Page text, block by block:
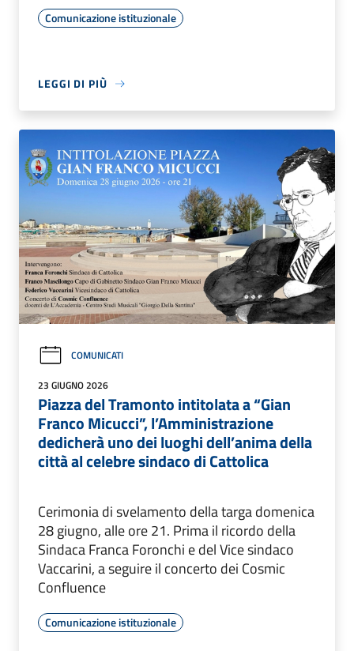
Comunicazione istituzionale
LEGGI DI PIÙ
COMUNICATI
23 GIUGNO 2026
Piazza del Tramonto intitolata a “Gian
Franco Micucci”, l’Amministrazione
dedicherà uno dei luoghi dell’anima della
città al celebre sindaco di Cattolica
Cerimonia di svelamento della targa domenica
28 giugno, alle ore 21. Prima il ricordo della
Sindaca Franca Foronchi e del Vice sindaco
Vaccarini, a seguire il concerto dei Cosmic
Confluence
Comunicazione istituzionale